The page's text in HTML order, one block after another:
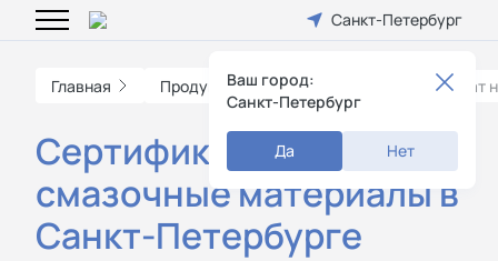
Санкт-Петербург
Ваш город:
Санкт-Петербург
Да Нет
Главная Продукция Другое
Сертификат на
смазочные материалы в
Санкт-Петербурге